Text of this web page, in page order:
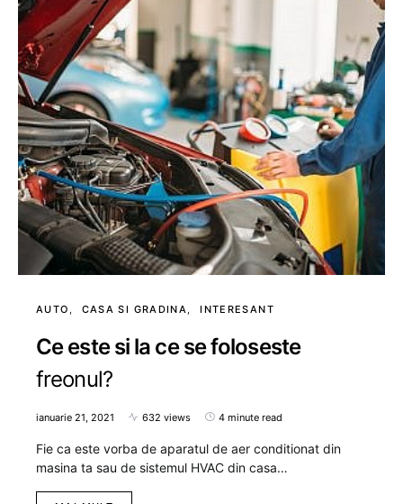
AUTO CASA SI GRADINA INTERESANT
Ce este si la ce se foloseste
freonul?
ianuarie 21, 2021 632 views 4 minute read
Fie ca este vorba de aparatul de aer conditionat din
masina ta sau de sistemul HVAC din casa…